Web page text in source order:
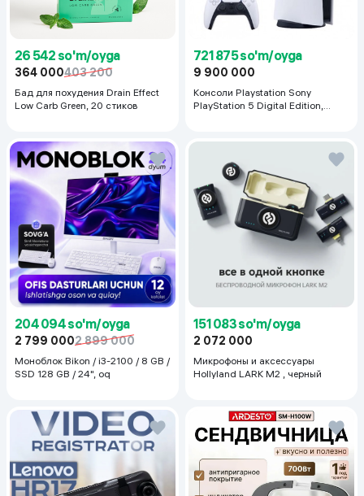
26 542 so'm/oyga
364 000403 200
Бад для похудения Drain Effect
Low Carb Green, 20 стиков
721 875 so'm/oyga
9 900 000
Консоли Playstation Sony
PlayStation 5 Digital Edition,
204 094 so'm/oyga
2 799 0002 899 000
Моноблок Bikon / i3-2100 / 8 GB /
SSD 128 GB / 24", oq
151 083 so'm/oyga
2 072 000
Микрофоны и аксессуары
Hollyland LARK M2 , черный